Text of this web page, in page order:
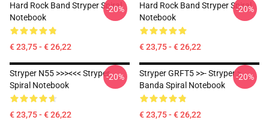
Hard Rock Band Stryper Spiral
Notebook
€ 23,75 - € 26,22
-20%
Hard Rock Band Stryper Spiral
Notebook
€ 23,75 - € 26,22
-20%
Stryper N55 >>><<< Stryper
Spiral Notebook
€ 23,75 - € 26,22
-20%
Stryper GRFT5 >>- Stryper >
Banda Spiral Notebook
€ 23,75 - € 26,22
-20%